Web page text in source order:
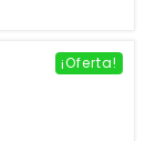
¡Oferta!